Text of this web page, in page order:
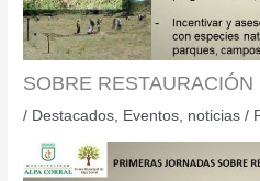
SOBRE
/ Destacados, Eventos, noticias /